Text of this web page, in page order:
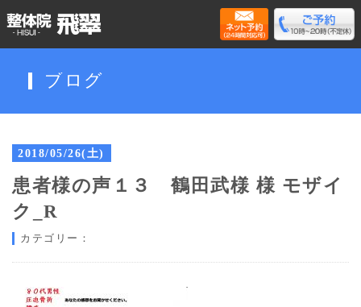
ブログ
2018/05/26(土)
患者様の声１３ 鶴田武様 様 モザイ
ク_R
カテゴリー：